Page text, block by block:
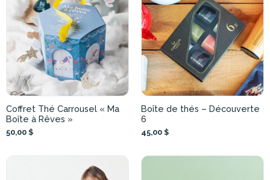
Coffret Thé Carrousel « Ma
Boîte à Rêves »
50,00 $
Boîte de thés – Découverte
6
45,00 $